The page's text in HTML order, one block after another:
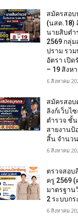
สมัครสอบ
(นสต.18)
นายสิบตำ
2569 กลุ่
ปราม รว
อัตรา เปิ
– 19 สิงห
6 สิงหาคม
สมัครสอบ
ลิงก์เว็บไ
ตำรวจ ชั้
สายงานป้
สิ้น จำนว
6 สิงหาคม
ตรวจสอบ
ครู 2569
มาตรฐาน
2 ระบบก
6 สิงหาคม